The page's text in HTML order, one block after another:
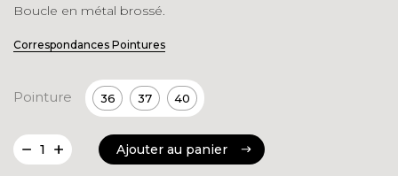
Boucle en métal brossé.
Correspondances Pointures
Pointure 36 37 40
quantité
de
Ajouter au panier
Ajouter au panier